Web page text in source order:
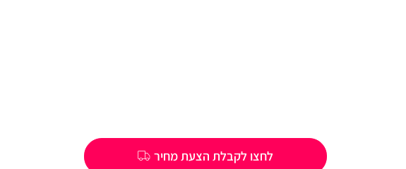
לחצו לקבלת הצעת מחיר